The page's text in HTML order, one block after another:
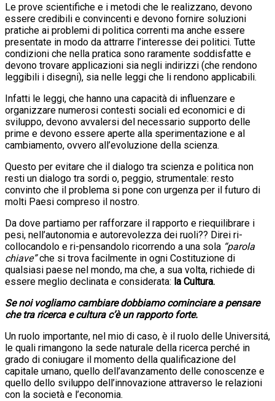
Le prove scientifiche e i metodi che le realizzano, devono
essere credibili e convincenti e devono fornire soluzioni
pratiche ai problemi di politica correnti ma anche essere
presentate in modo da attrarre l’interesse dei politici. Tutte
condizioni che nella pratica sono raramente soddisfatte e
devono trovare applicazioni sia negli indirizzi (che rendono
leggibili i disegni), sia nelle leggi che li rendono applicabili.
Infatti le leggi, che hanno una capacità di influenzare e
organizzare numerosi contesti sociali ed economici e di
sviluppo, devono avvalersi del necessario supporto delle
prime e devono essere aperte alla sperimentazione e al
cambiamento, ovvero all’evoluzione della scienza.
Questo per evitare che il dialogo tra scienza e politica non
resti un dialogo tra sordi o, peggio, strumentale: resto
convinto che il problema si pone con urgenza per il futuro di
molti Paesi compreso il nostro.
Da dove partiamo per rafforzare il rapporto e riequilibrare i
pesi, nell’autonomia e autorevolezza dei ruoli?? Direi ri-
collocandolo e ri-pensandolo ricorrendo a una sola “parola
chiave”che si trova facilmente in ogni Costituzione di
qualsiasi paese nel mondo, ma che, a sua volta, richiede di
essere meglio declinata e considerata: la Cultura.
Se noi vogliamo cambiare dobbiamo cominciare a pensare
che tra ricerca e cultura c’è un rapporto forte.
Un ruolo importante, nel mio di caso, è il ruolo delle Universitá,
le quali rimangono la sede naturale della ricerca perché in
grado di coniugare il momento della qualificazione del
capitale umano, quello dell’avanzamento delle conoscenze e
quello dello sviluppo dell’innovazione attraverso le relazioni
con la società e l’economia.